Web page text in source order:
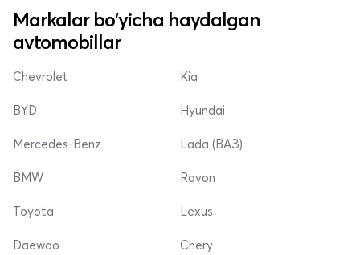
Markalar bo'yicha haydalgan
avtomobillar
Chevrolet
BYD
Mercedes-Benz
Kia
Hyundai
Lada (ВАЗ)
BMW
Toyota
Daewoo
Ravon
Lexus
Chery